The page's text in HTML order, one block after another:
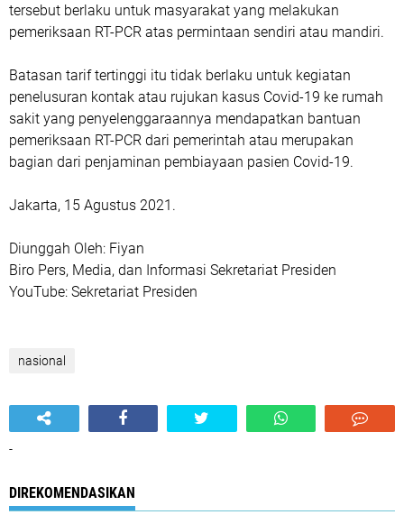
tersebut berlaku untuk masyarakat yang melakukan
pemeriksaan RT-PCR atas permintaan sendiri atau mandiri.
Batasan tarif tertinggi itu tidak berlaku untuk kegiatan
penelusuran kontak atau rujukan kasus Covid-19 ke rumah
sakit yang penyelenggaraannya mendapatkan bantuan
pemeriksaan RT-PCR dari pemerintah atau merupakan
bagian dari penjaminan pembiayaan pasien Covid-19.
Jakarta, 15 Agustus 2021.
Diunggah Oleh: Fiyan
Biro Pers, Media, dan Informasi Sekretariat Presiden
YouTube: Sekretariat Presiden
nasional
-
DIREKOMENDASIKAN